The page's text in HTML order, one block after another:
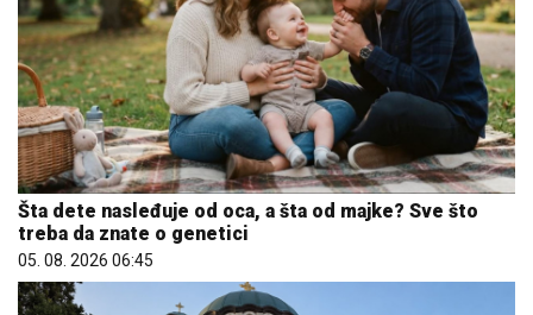
Šta dete nasleđuje od oca, a šta od majke? Sve što
treba da znate o genetici
05. 08. 2026 06:45